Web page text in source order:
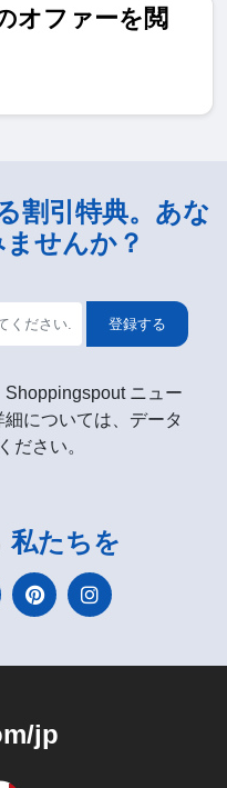
オファーを閲
割引特典。あな
せんか？
登録する
Shoppingspout ニュー
については、データ
ださい。
私たちを
jp